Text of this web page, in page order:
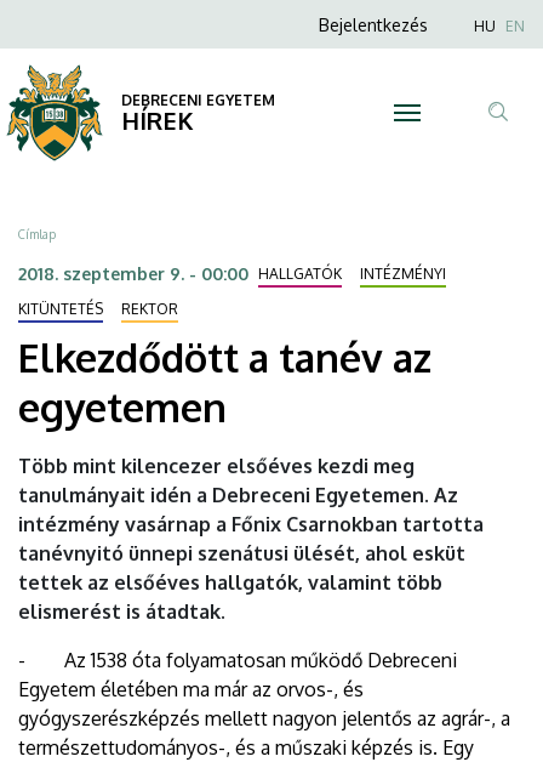
tanév
egyetemen
DEBRECENI
EGYETEM
a
tartalomra
Anonim
menüje
Bejelentkezés HU EN
DEBRECENI EGYETEM
HÍREK
Morzsa
Címlap
2018. szeptember 9. - 00:00 HALLGATÓK
INTÉZMÉNYI
KITÜNTETÉS
REKTOR
Elkezdődött a tanév az
egyetemen
Több mint kilencezer elsőéves kezdi meg
tanulmányait idén a Debreceni Egyetemen. Az
intézmény vasárnap a Főnix Csarnokban tartotta
tanévnyitó ünnepi szenátusi ülését, ahol esküt
tettek az elsőéves hallgatók, valamint több
elismerést is átadtak.
- Az 1538 óta folyamatosan működő Debreceni
Egyetem életében ma már az orvos-, és
gyógyszerészképzés mellett nagyon jelentős az agrár-, a
természettudományos-, és a műszaki képzés is. Egy